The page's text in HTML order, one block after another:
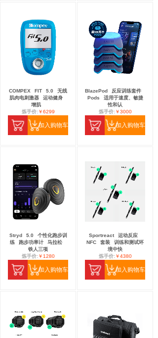
COMPEX FIT 5.0
无线
肌肉电刺激器
运动健身
增肌
炼手价:￥6299
加入购物车
BlazePod
反应训练套件
Pods
适用于速度、敏捷
性和认
炼手价:￥3000
加入购物车
Stryd 5.0
个性化跑步训
练
跑步功率计
马拉松
铁人三项
炼手价:￥1280
加入购物车
Sportreact
运动反应
NFC
套装
训练和测试环
境中快
炼手价:￥4380
加入购物车